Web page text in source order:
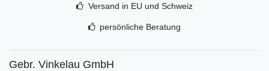
Versand in EU und Schweiz
persönliche Beratung
Gebr. Vinkelau GmbH